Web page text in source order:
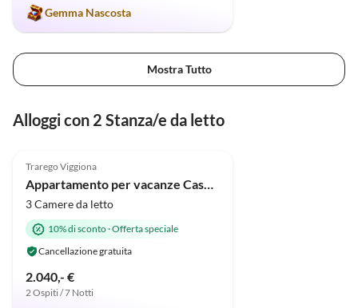
Gemma Nascosta
Mostra Tutto
Alloggi con 2 Stanza/e da letto
Trarego Viggiona
Appartamento per vacanze Casa Tramonto d'Oro - Alba
3 Camere da letto
10% di sconto·Offerta speciale
Cancellazione gratuita
2.040,- €
2 Ospiti / 7 Notti